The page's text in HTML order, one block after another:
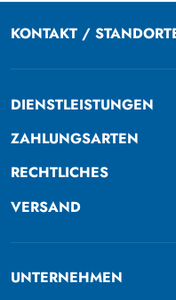
KONTAKT /
DIENSTLEISTUNGEN
ZAHLUNGSARTEN
RECHTLICHES
VERSAND
UNTERNEHMEN